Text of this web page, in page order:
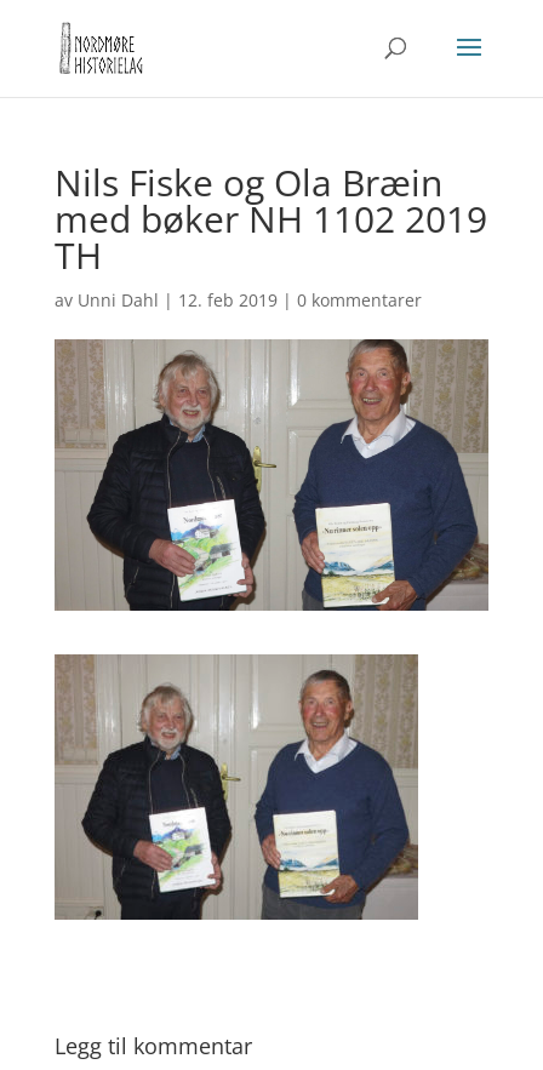
Nils Fiske og Ola Bræin
med bøker NH 1102 2019
TH
av Unni Dahl | 12. feb 2019| 0 kommentarer
Legg til kommentar